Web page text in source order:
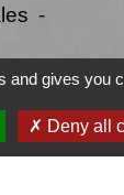
-
Gestion
and gives you
Deny all